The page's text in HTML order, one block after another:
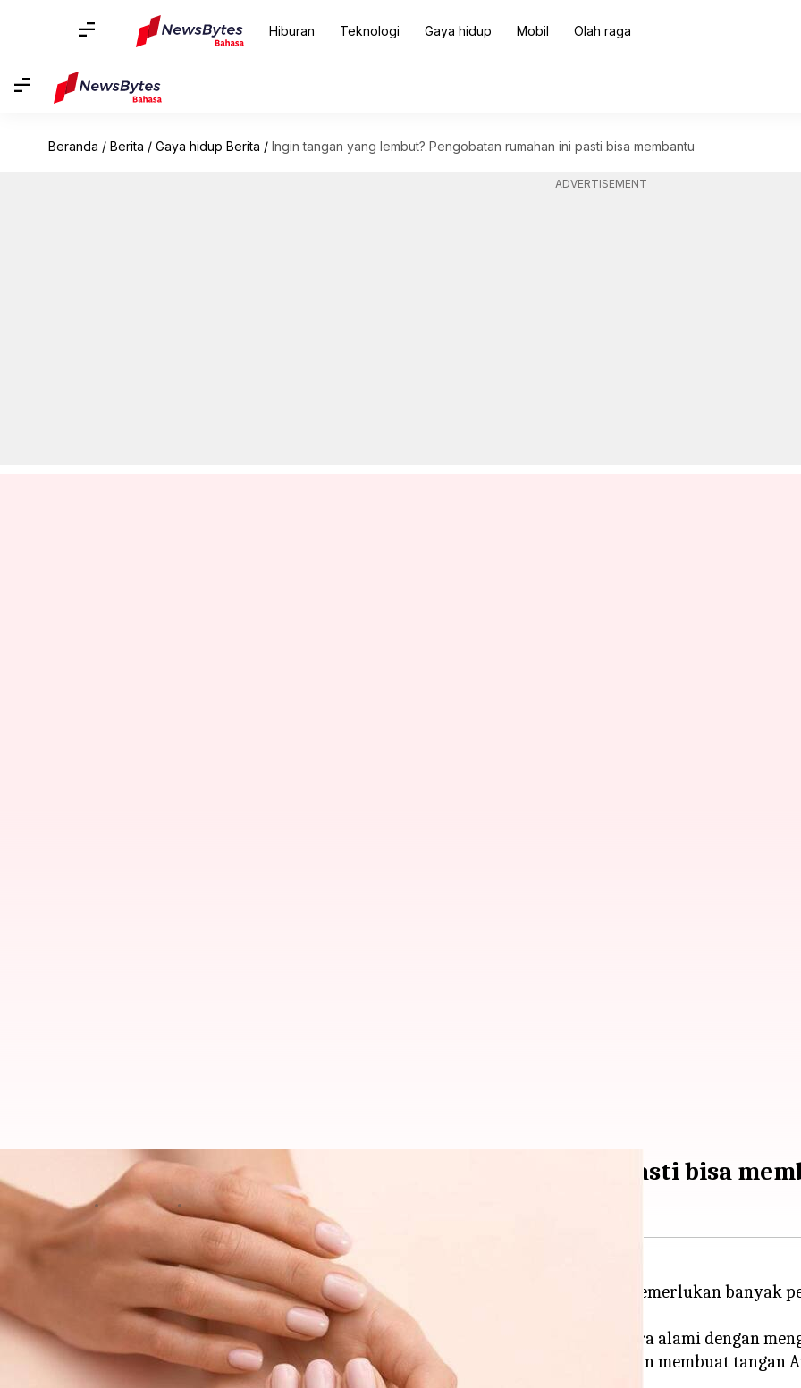
Hiburan Teknologi Gaya hidup Mobil Olah raga
Beranda / Berita / Gaya hidup Berita / Ingin tangan yang lembut? Pengobatan rumahan ini pasti bisa membantu
ADVERTISEMENT
Ingin tangan yang lembut? Pengobatan rumahan ini pasti bisa
menulis Bob Feb 20, 2024 12:29 pm
Ada banyak alasan di balik tangan kering: Kondisi cuaca buruk, pekerjaan yang memerlukan banyak
terhadap sinar matahari hanyalah beberapa di antaranya.
Meski banyak krim yang tersedia di pasaran, Anda bisa melembutkan tangan secara alami dengan